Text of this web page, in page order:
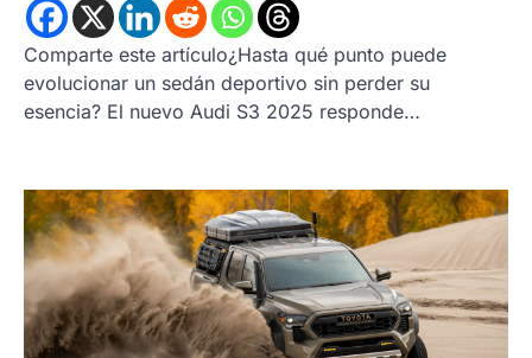
Comparte este artículo¿Hasta qué punto puede
evolucionar un sedán deportivo sin perder su
esencia? El nuevo Audi S3 2025 responde…